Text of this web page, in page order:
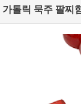
가톨릭 묵주 팔찌